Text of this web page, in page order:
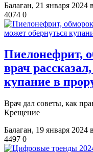
Балаган, 21 января 2024
4074 0
Пиелонефрит,
врач
купание в
Врач дал советы, как
Крещение
Балаган, 19 января 2024
4497 0